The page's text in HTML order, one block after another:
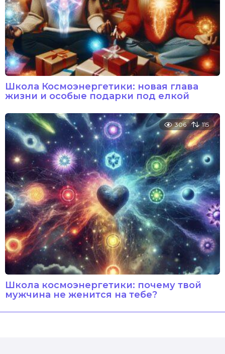
Школа Космоэнергетики: новая глава
жизни и особые подарки под елкой
306 115
Школа космоэнергетики: почему твой
мужчина не женится на тебе?